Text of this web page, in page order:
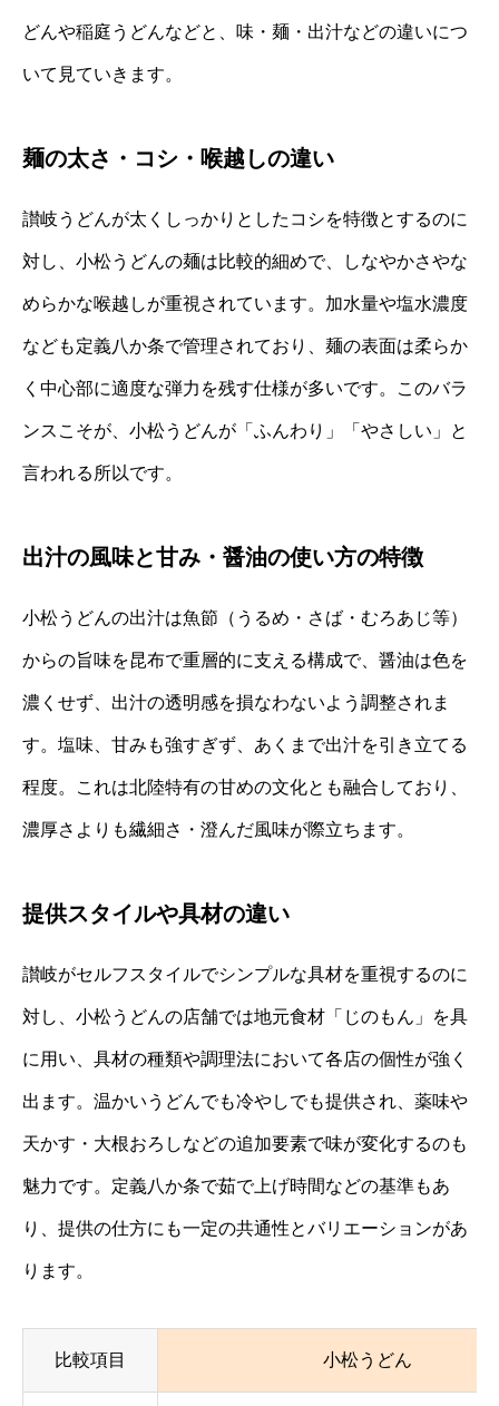
どんや稲庭うどんなどと、味・麺・出汁などの違いにつ
いて見ていきます。
麺の太さ・コシ・喉越しの違い
讃岐うどんが太くしっかりとしたコシを特徴とするのに
対し、小松うどんの麺は比較的細めで、しなやかさやな
めらかな喉越しが重視されています。加水量や塩水濃度
なども定義八か条で管理されており、麺の表面は柔らか
く中心部に適度な弾力を残す仕様が多いです。このバラ
ンスこそが、小松うどんが「ふんわり」「やさしい」と
言われる所以です。
出汁の風味と甘み・醤油の使い方の特徴
小松うどんの出汁は魚節（うるめ・さば・むろあじ等）
からの旨味を昆布で重層的に支える構成で、醤油は色を
濃くせず、出汁の透明感を損なわないよう調整されま
す。塩味、甘みも強すぎず、あくまで出汁を引き立てる
程度。これは北陸特有の甘めの文化とも融合しており、
濃厚さよりも繊細さ・澄んだ風味が際立ちます。
提供スタイルや具材の違い
讃岐がセルフスタイルでシンプルな具材を重視するのに
対し、小松うどんの店舗では地元食材「じのもん」を具
に用い、具材の種類や調理法において各店の個性が強く
出ます。温かいうどんでも冷やしでも提供され、薬味や
天かす・大根おろしなどの追加要素で味が変化するのも
魅力です。定義八か条で茹で上げ時間などの基準もあ
り、提供の仕方にも一定の共通性とバリエーションがあ
ります。
比較項目 小松うどん